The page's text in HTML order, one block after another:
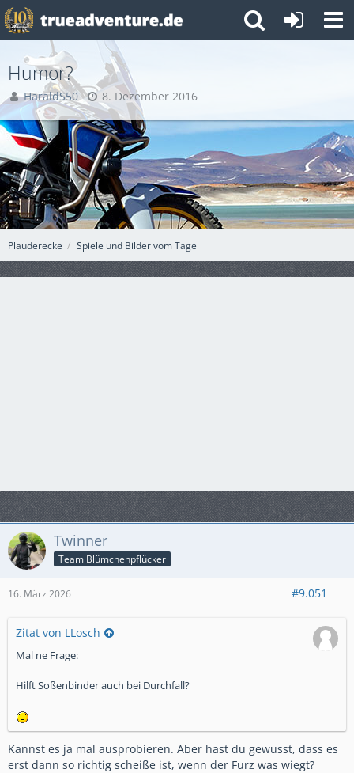
Plauderecke Spiele und Bilder vom Tage
Humor?
HaraldS50 8. Dezember 2016
Twinner
Team Blümchenpflücker
16. März 2026 #9.051
Zitat von LLosch
Mal ne Frage:
Hilft Soßenbinder auch bei Durchfall?
Kannst es ja mal ausprobieren. Aber hast du gewusst, dass es
erst dann so richtig scheiße ist, wenn der Furz was wiegt?